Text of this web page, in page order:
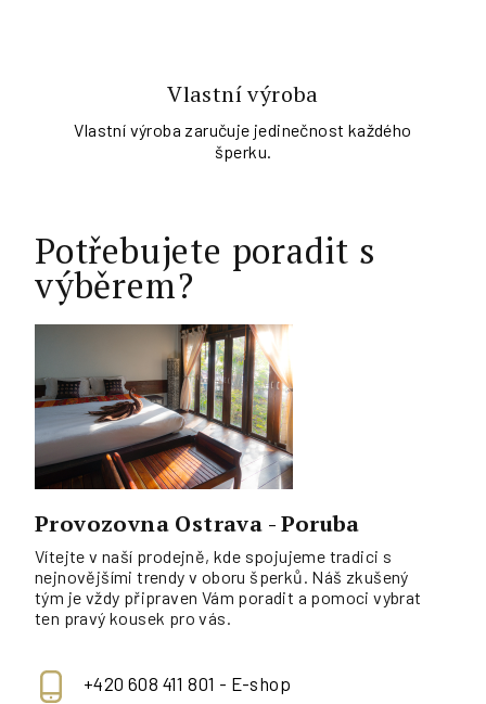
Vlastní výroba
Vlastní výroba zaručuje jedinečnost každého
šperku.
Potřebujete poradit s
výběrem?
Provozovna Ostrava - Poruba
Vítejte v naší prodejně, kde spojujeme tradici s
nejnovějšími trendy v oboru šperků. Náš zkušený
tým je vždy připraven Vám poradit a pomoci vybrat
ten pravý kousek pro vás.
+420 608 411 801 - E-shop